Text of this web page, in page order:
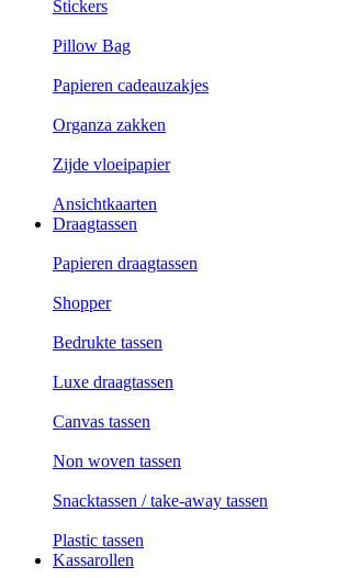
Stickers
Pillow Bag
Papieren cadeauzakjes
Organza zakken
Zijde vloeipapier
Ansichtkaarten
Draagtassen
Papieren draagtassen
Shopper
Bedrukte tassen
Luxe draagtassen
Canvas tassen
Non woven tassen
Snacktassen / take-away tassen
Plastic tassen
Kassarollen